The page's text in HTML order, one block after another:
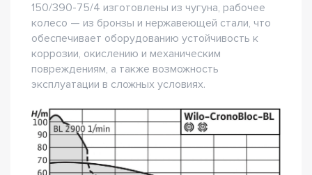
150/390-75/4 изготовлены из чугуна, рабочее
колесо — из бронзы и нержавеющей стали, что
обеспечивает оборудованию устойчивость к
коррозии, окислению и механическим
повреждениям, а также возможность
эксплуатации в сложных условиях.